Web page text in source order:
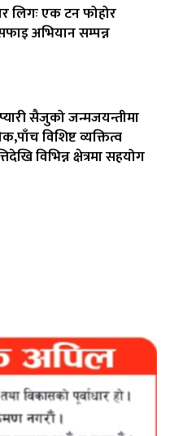
लिगः एक टन फोहोर
अभियान सम्पन्न
सैजुको जन्मजयन्तीमा
विशिष्ट व्यक्तित्व
विभिन्न क्षेत्रमा सहयोग